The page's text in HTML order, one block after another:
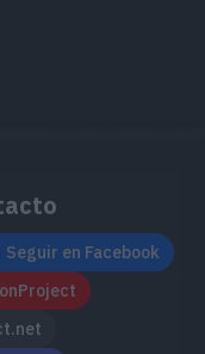
Seguir en Facebook